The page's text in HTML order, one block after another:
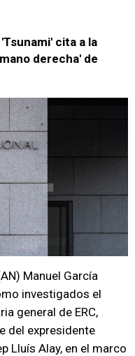
cita a la
derecha' de
Manuel García
investigados el
general de ERC,
del expresidente
Lluís Alay, en el marco